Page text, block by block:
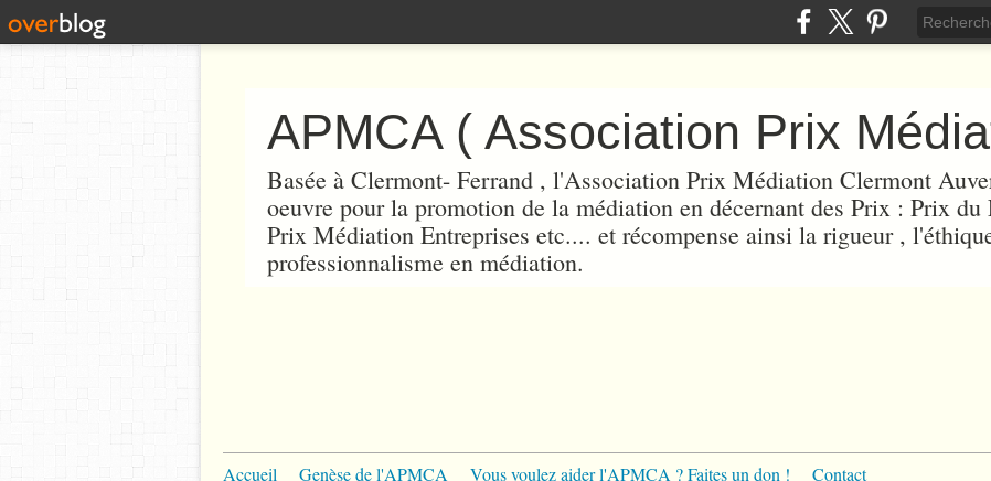
Basée à Clermont- Ferrand , l'Association Prix Médiation Clermont
oeuvre pour la promotion de la médiation en décernant des Prix : Prix
Prix Médiation Entreprises etc.... et récompense ainsi la rigueur ,
professionnalisme en médiation.
Accueil Genèse de l'APMCA Vous voulez aider l'APMCA ? Faites un don ! Contact